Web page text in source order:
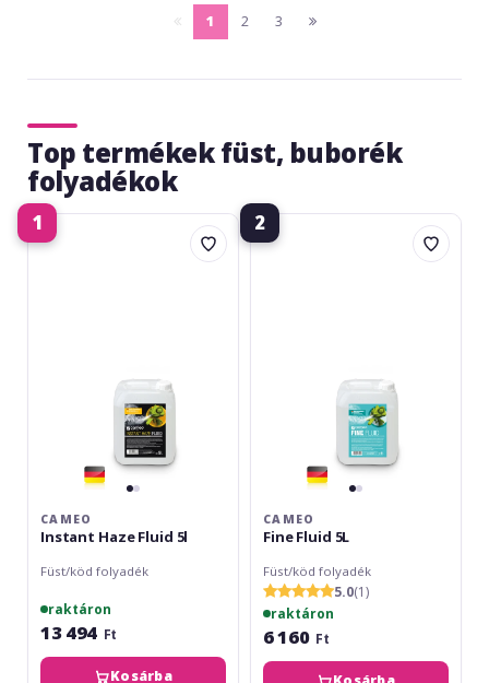
pagina
1
(current)
2 3
pagina
Top termékek füst, buborék
folyadékok
1
Cameo
Instant
CAMEO
Instant Haze Fluid 5l
Füst/köd folyadék
raktáron
13 494 Ft
Kosárba
2
Cameo
Fine
CAMEO
Fine Fluid 5L
Füst/köd folyadék
5.0(1)
raktáron
6 160 Ft